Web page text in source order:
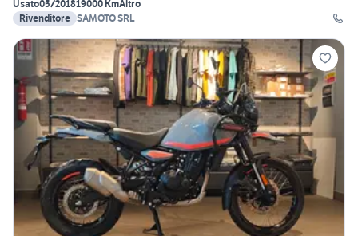
Usato05/201819000 KmAltro
Rivenditore SAMOTO SRL